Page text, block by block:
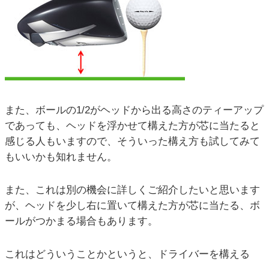
また、ボールの1/2がヘッドから出る高さのティーアップ
であっても、ヘッドを浮かせて構えた方が芯に当たると
感じる人もいますので、そういった構え方も試してみて
もいいかも知れません。
また、これは別の機会に詳しくご紹介したいと思います
が、ヘッドを少し右に置いて構えた方が芯に当たる、ボ
ールがつかまる場合もあります。
これはどういうことかというと、ドライバーを構える